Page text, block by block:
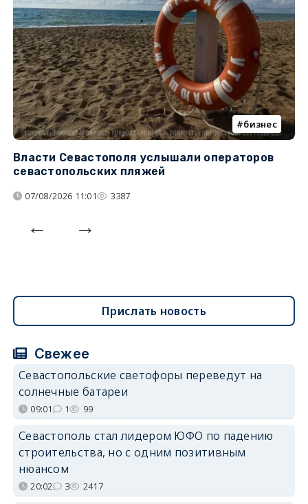
бизнес
Власти Севастополя услышали операторов
севастопольских пляжей
07/08/2026 11:01 3387
Прислать новость
Свежее
Севастопольские светофоры переведут на
солнечные батареи
09:01 1 99
Севастополь стал лидером ЮФО по падению
строительства, но с одним позитивным
нюансом
20:02 3 2417